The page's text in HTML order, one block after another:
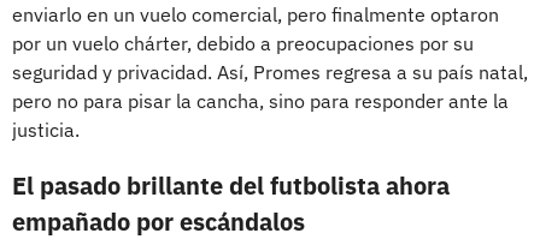
enviarlo en un vuelo comercial, pero finalmente optaron
por un vuelo chárter, debido a preocupaciones por su
seguridad y privacidad. Así, Promes regresa a su país natal,
pero no para pisar la cancha, sino para responder ante la
justicia.
El pasado brillante del futbolista ahora
empañado por escándalos